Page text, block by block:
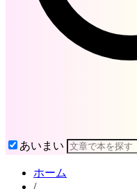
あいまい
ホーム
/